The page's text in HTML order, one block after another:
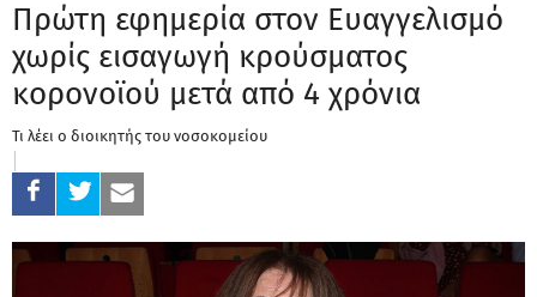
Πρώτη εφημερία στον Ευαγγελισμό
χωρίς εισαγωγή κρούσματος
κορονοϊού μετά από 4 χρόνια
Τι λέει ο διοικητής του νοσοκομείου